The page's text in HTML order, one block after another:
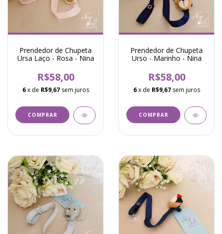
Prendedor de Chupeta
Ursa Laço - Rosa - Nina
R$58,00
6 x de R$9,67 sem juros
Prendedor de Chupeta
Urso - Marinho - Nina
R$58,00
6 x de R$9,67 sem juros